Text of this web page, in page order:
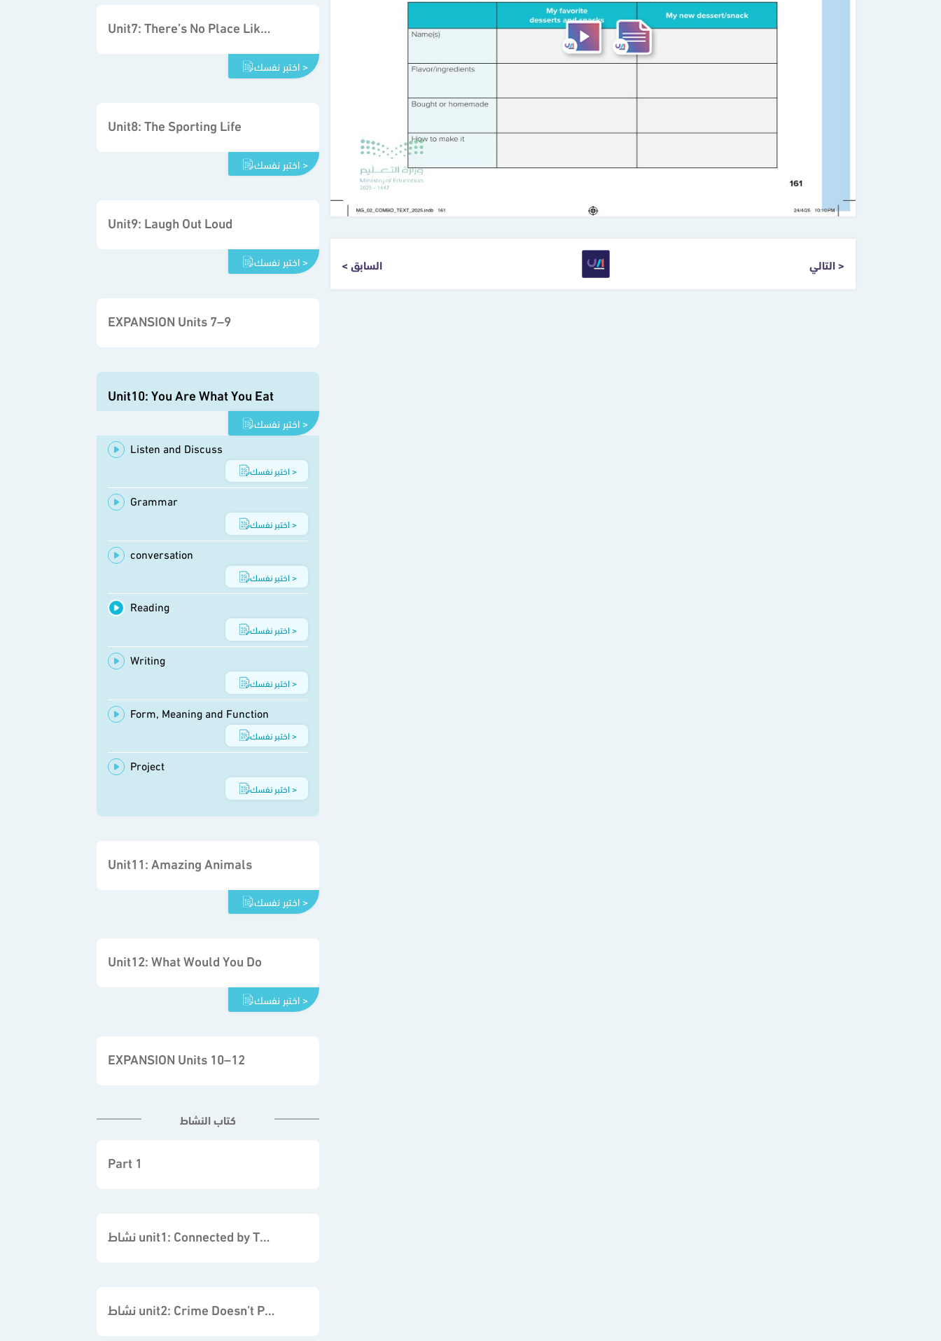
Unit7: There’s No Place Like Home
اختبر نفسك >
Unit8: The Sporting Life
اختبر نفسك >
Unit9: Laugh Out Loud
اختبر نفسك >
EXPANSION Units 7–9
Unit10: You Are What You Eat
اختبر نفسك >
Listen and Discuss
اختبر نفسك >
Grammar
اختبر نفسك >
conversation
اختبر نفسك >
Reading
اختبر نفسك >
Writing
اختبر نفسك >
Form, Meaning and Function
اختبر نفسك >
Project
اختبر نفسك >
Unit11: Amazing Animals
اختبر نفسك >
Unit12: What Would You Do
اختبر نفسك >
EXPANSION Units 10–12
كتاب النشاط
Part 1
نشاط unit1: Connected by Technology
نشاط unit2: Crime Doesn’t Pay
< السابق التالي >